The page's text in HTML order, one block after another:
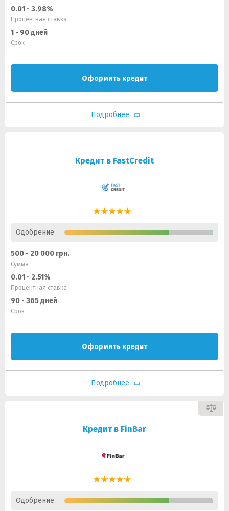
0.01 - 3.98%
Процентная ставка
1 - 90 дней
Срок
Оформить кредит
Подробнее
Кредит в FastCredit
Одобрение
500 - 20 000 грн.
Сумма
0.01 - 2.51%
Процентная ставка
90 - 365 дней
Срок
Оформить кредит
Подробнее
Кредит в FinBar
Одобрение